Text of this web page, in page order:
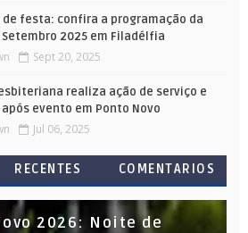
de festa: confira a programação da
Setembro 2025 em Filadélfia
Sept 20, 2025
realiza ação de serviço e
evento em Ponto Novo
Jul 06, 2025
RECENTES COMENTARIOS
2026: Noite de